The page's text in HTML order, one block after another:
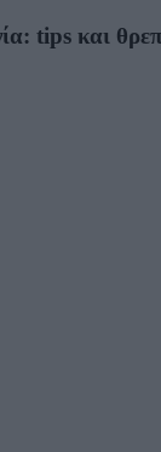
tips και